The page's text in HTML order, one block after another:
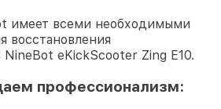
имеет всеми необходимыми
восстановления
NineBot eKickScooter Zing E10.
профессионализм: